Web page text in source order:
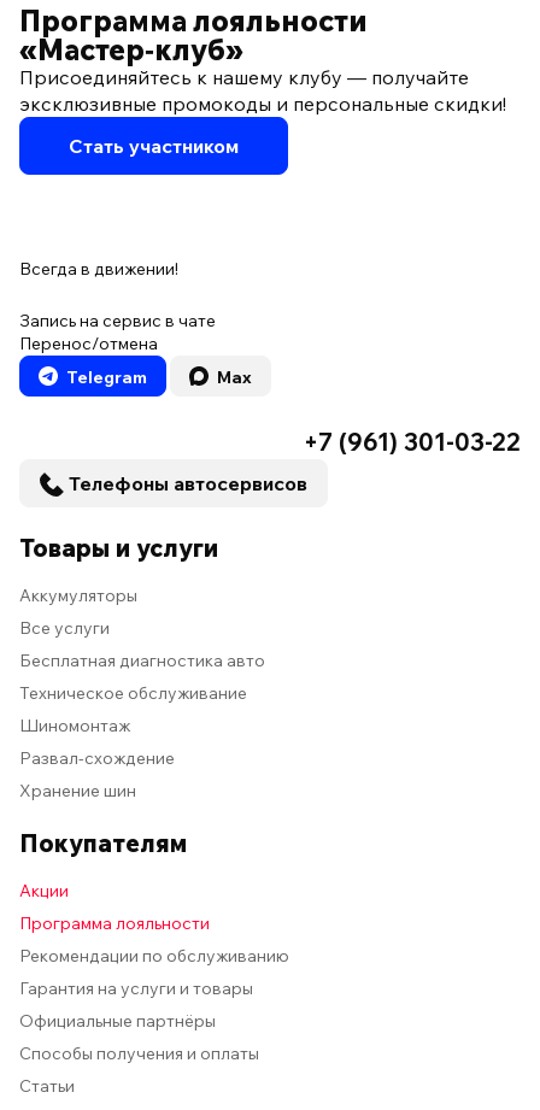
Программа лояльности
«Мастер‑клуб»
Присоединяйтесь к нашему клубу — получайте
эксклюзивные промокоды и персональные скидки!
Стать участником
Всегда в движении!
Запись на сервис в чате
Перенос/отмена
Telegram
Max
+7 (961) 301-03-22
Телефоны автосервисов
Товары и услуги
Аккумуляторы
Все услуги
Бесплатная диагностика авто
Техническое обслуживание
Шиномонтаж
Развал-схождение
Хранение шин
Покупателям
Акции
Программа лояльности
Рекомендации по обслуживанию
Гарантия на услуги и товары
Официальные партнёры
Способы получения и оплаты
Статьи